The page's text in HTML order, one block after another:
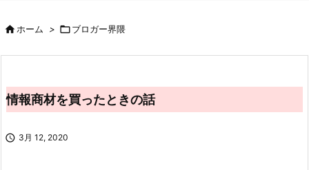
ホーム > ブロガー界隈
情報商材を買ったときの話
 3月 12, 2020